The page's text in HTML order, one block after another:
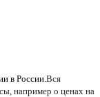
в России. Вся
например о ценах на